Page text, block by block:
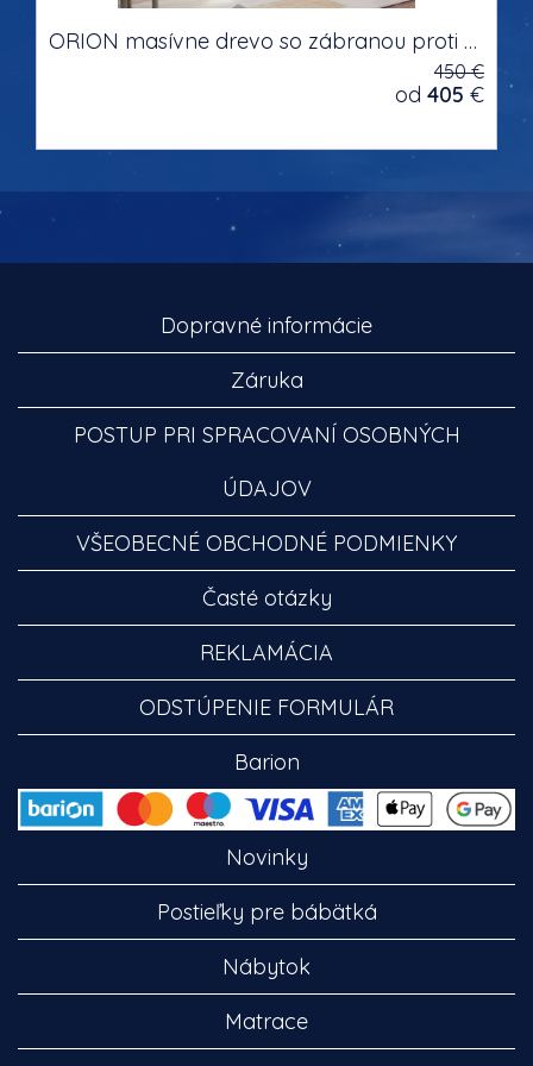
ORION masívne drevo so zábranou proti pádu dvojlôžková detská posteľ s výsuvným lôžkom s úložným priestorom na posteľnú bielizeň
450 €
od 405 €
Dopravné informácie
Záruka
POSTUP PRI SPRACOVANÍ OSOBNÝCH
ÚDAJOV
VŠEOBECNÉ OBCHODNÉ PODMIENKY
Časté otázky
REKLAMÁCIA
ODSTÚPENIE FORMULÁR
Barion
Novinky
Postieľky pre bábätká
Nábytok
Matrace